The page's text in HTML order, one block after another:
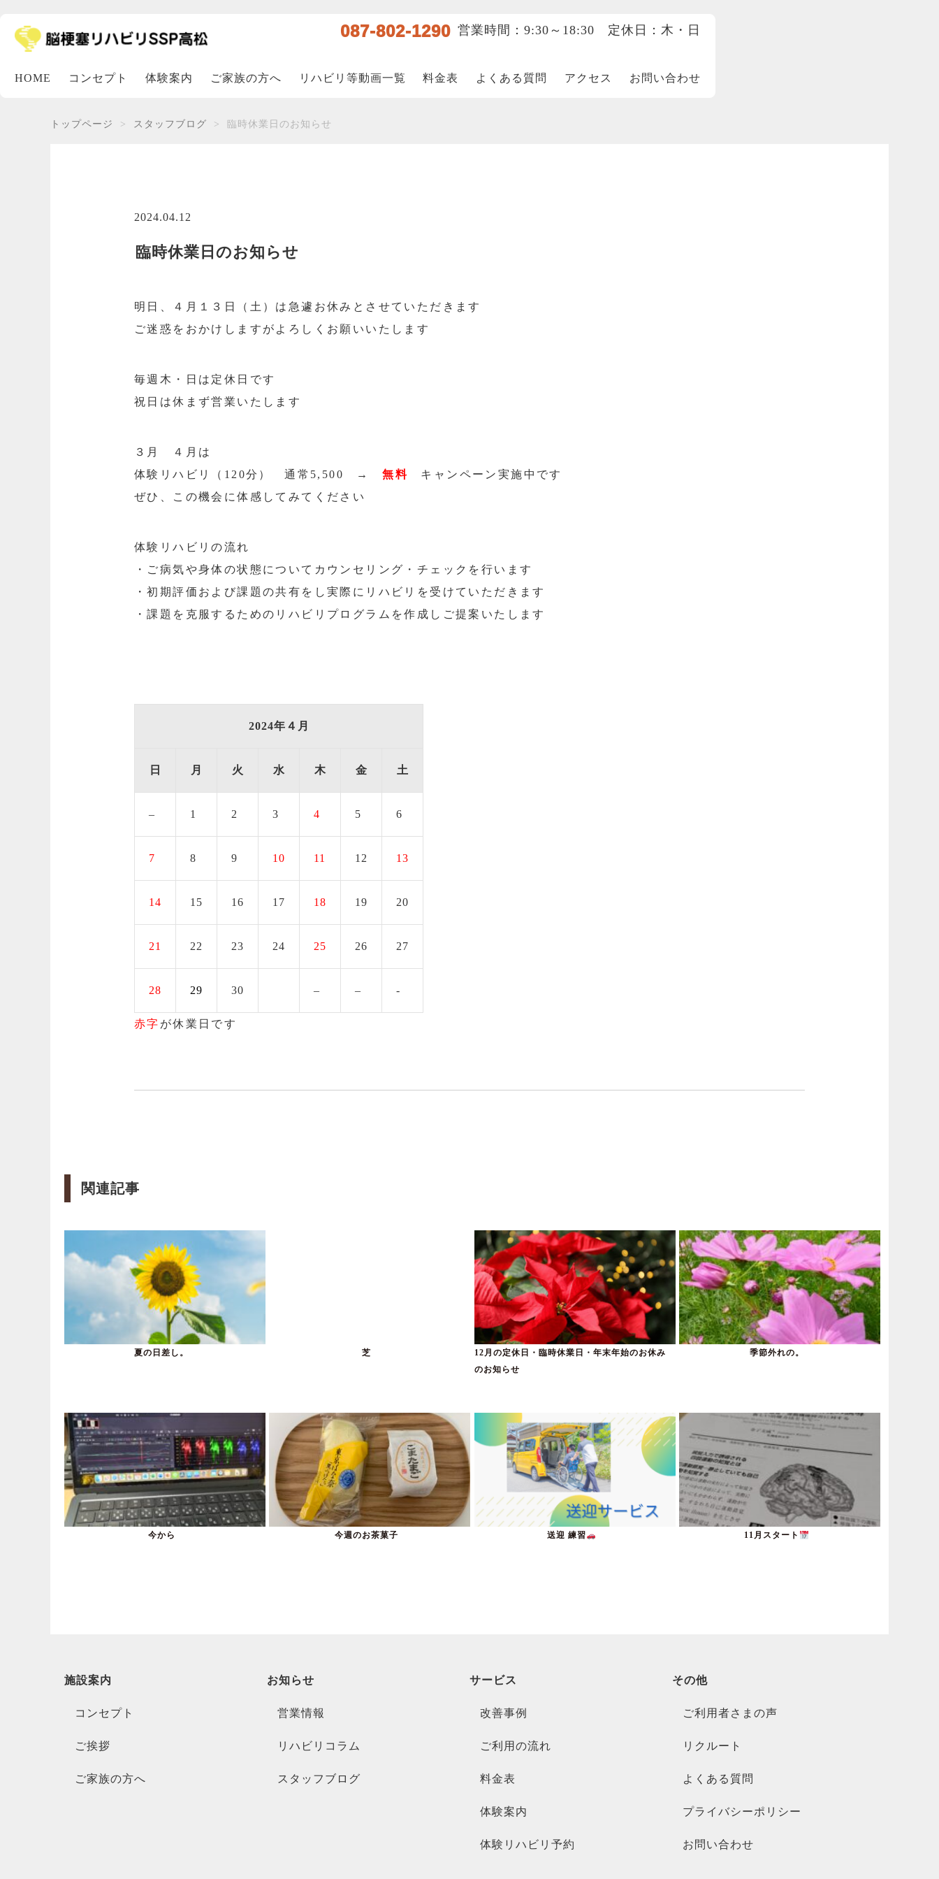
087-802-1290 営業時間：9:30～18:30 定休日：木・日
HOME コンセプト 体験案内 ご家族の方へ リハビリ等動画一覧 料金表 よくある質問 アクセス お問い合わせ
トップページ スタッフブログ 臨時休業日のお知らせ
2024.04.12
臨時休業日のお知らせ
明日、４月１３日（土）は急遽お休みとさせていただきます
ご迷惑をおかけしますがよろしくお願いいたします
毎週木・日は定休日です
祝日は休まず営業いたします
３月 ４月は
体験リハビリ（120分） 通常5,500 →無料 キャンペーン実施中です
ぜひ、この機会に体感してみてください
体験リハビリの流れ
・ご病気や身体の状態についてカウンセリング・チェックを行います
・初期評価および課題の共有をし実際にリハビリを受けていただきます
・課題を克服するためのリハビリプログラムを作成しご提案いたします
2024年４月
日 月 火 水 木 金 土
– 1 2 3 4 5 6
7 8 9 10 11 12 13
14 15 16 17 18 19 20
21 22 23 24 25 26 27
28 29 30 – – ‐
赤字 が休業日です
関連記事
夏の日差し。 芝
12月の定休日・臨時休業日・年末年始のお休み
のお知らせ
季節外れの。
今から 今週のお茶菓子 送迎 練習 11月スタート
施設案内
コンセプト
ご挨拶
ご家族の方へ
お知らせ
営業情報
リハビリコラム
スタッフブログ
サービス
改善事例
ご利用の流れ
料金表
体験案内
体験リハビリ予約
その他
ご利用者さまの声
リクルート
よくある質問
プライバシーポリシー
お問い合わせ